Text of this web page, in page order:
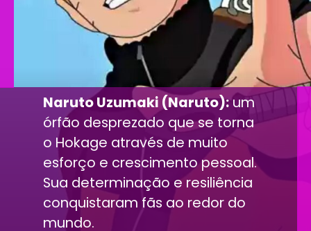
Naruto Uzumaki (Naruto):um
órfão desprezado que se torna
o Hokage através de muito
esforço e crescimento pessoal.
Sua determinação e resiliência
conquistaram fãs ao redor do
mundo.